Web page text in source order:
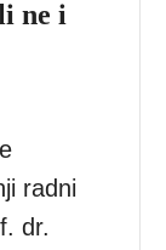
ne i
radni
dr.